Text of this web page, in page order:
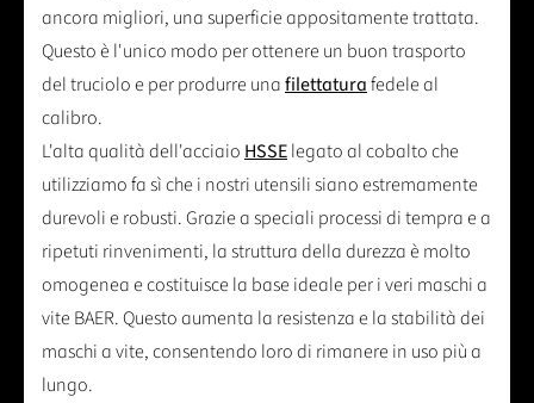
ancora migliori, una superficie appositamente trattata.
Questo è l'unico modo per ottenere un buon trasporto
del truciolo e per produrre unafilettaturafedele al
calibro.
L'alta qualità dell'acciaioHSSElegato al cobalto che
utilizziamo fa sì che i nostri utensili siano estremamente
durevoli e robusti. Grazie a speciali processi di tempra e a
ripetuti rinvenimenti, la struttura della durezza è molto
omogenea e costituisce la base ideale per i veri maschi a
vite BAER. Questo aumenta la resistenza e la stabilità dei
maschi a vite, consentendo loro di rimanere in uso più a
lungo.